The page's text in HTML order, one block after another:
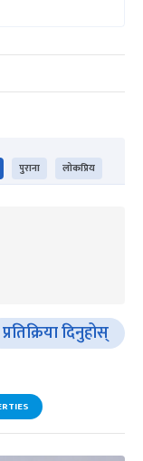
पुराना लोकप्रिय
प्रतिक्रिया दिनुहोस्